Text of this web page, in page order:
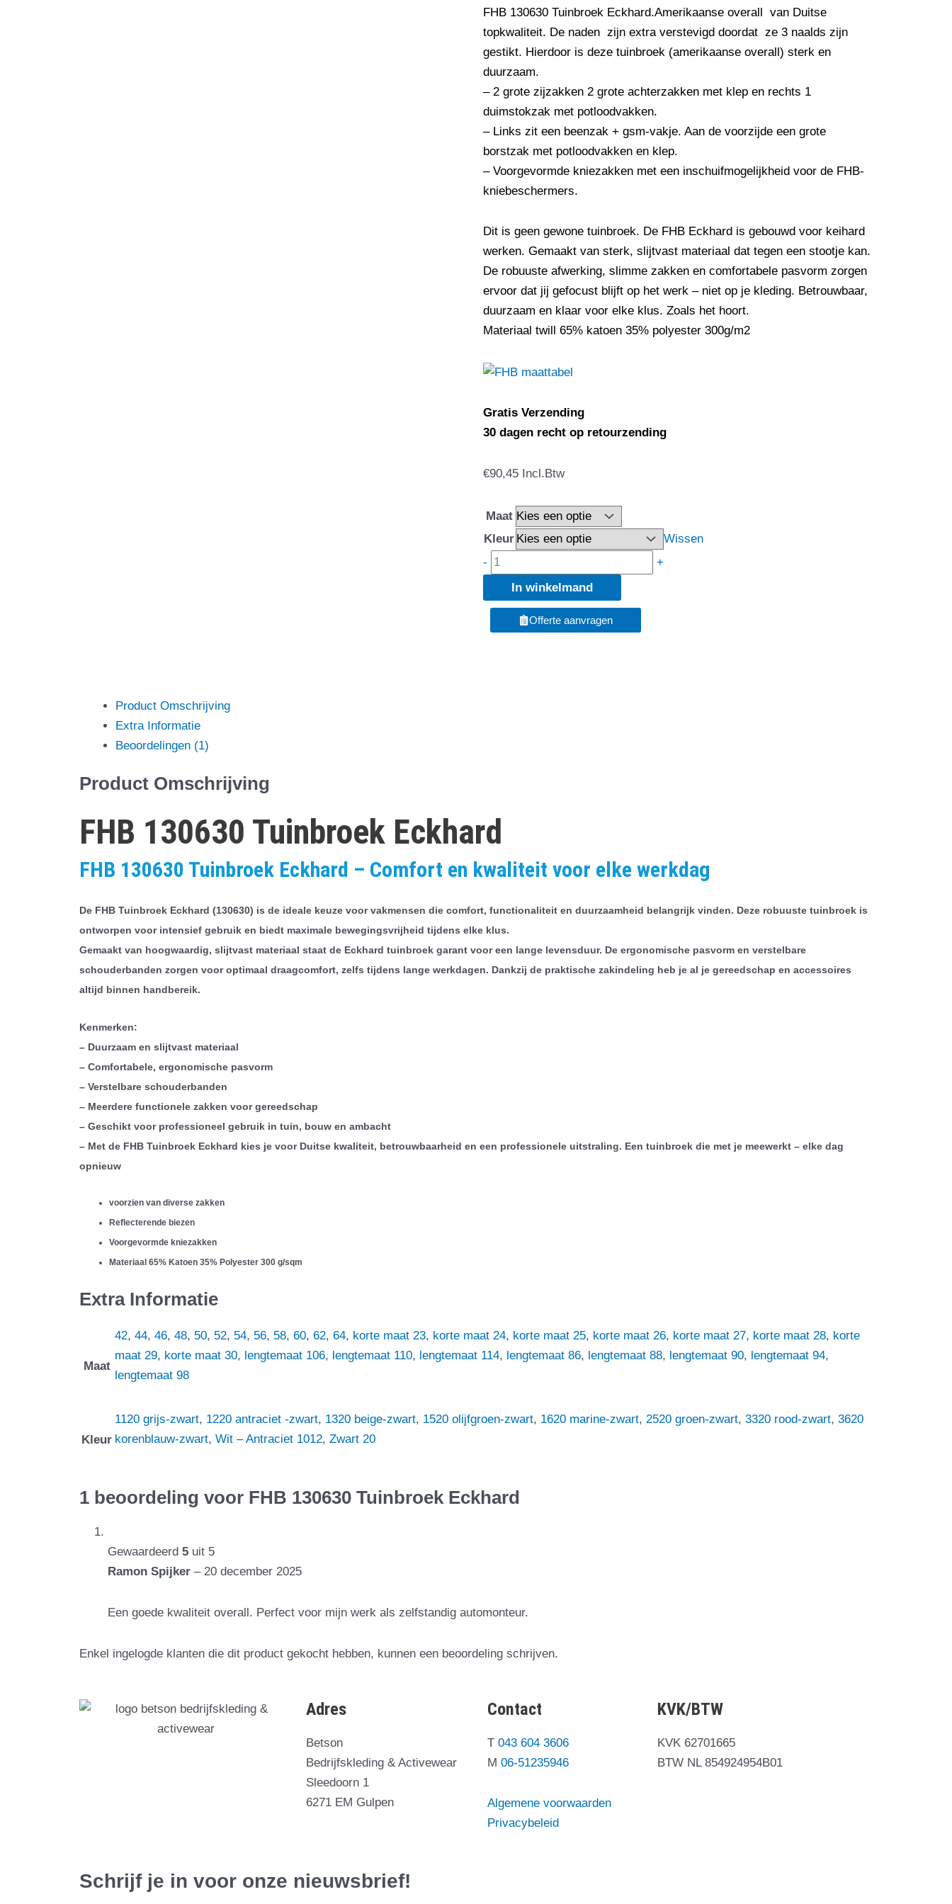
FHB 130630 Tuinbroek Eckhard.Amerikaanse overall van Duitse
topkwaliteit. De naden zijn extra verstevigd doordat ze 3 naalds zijn
gestikt. Hierdoor is deze tuinbroek (amerikaanse overall) sterk en
duurzaam.
– 2 grote zijzakken 2 grote achterzakken met klep en rechts 1
duimstokzak met potloodvakken.
– Links zit een beenzak + gsm-vakje. Aan de voorzijde een grote
borstzak met potloodvakken en klep.
– Voorgevormde kniezakken met een inschuifmogelijkheid voor de FHB-
kniebeschermers.
Dit is geen gewone tuinbroek. De FHB Eckhard is gebouwd voor keihard
werken. Gemaakt van sterk, slijtvast materiaal dat tegen een stootje kan.
De robuuste afwerking, slimme zakken en comfortabele pasvorm zorgen
ervoor dat jij gefocust blijft op het werk – niet op je kleding. Betrouwbaar,
duurzaam en klaar voor elke klus. Zoals het hoort.
Materiaal twill 65% katoen 35% polyester 300g/m2
Gratis Verzending
30 dagen recht op retourzending
€90,45 Incl.Btw
Maat
Kleur
Wissen
-
FHB
Tuinbroek
Eckhard
aantal
+
In winkelmand
Offerte aanvragen
Product Omschrijving
Extra Informatie
Beoordelingen (1)
Product Omschrijving
FHB 130630 Tuinbroek Eckhard
FHB 130630 Tuinbroek Eckhard – Comfort en kwaliteit voor elke werkdag
De FHB Tuinbroek Eckhard (130630) is de ideale keuze voor vakmensen die comfort, functionaliteit en duurzaamheid belangrijk vinden. Deze robuuste tuinbroek is
ontworpen voor intensief gebruik en biedt maximale bewegingsvrijheid tijdens elke klus.
Gemaakt van hoogwaardig, slijtvast materiaal staat de Eckhard tuinbroek garant voor een lange levensduur. De ergonomische pasvorm en verstelbare
schouderbanden zorgen voor optimaal draagcomfort, zelfs tijdens lange werkdagen. Dankzij de praktische zakindeling heb je al je gereedschap en accessoires
altijd binnen handbereik.
Kenmerken:
– Duurzaam en slijtvast materiaal
– Comfortabele, ergonomische pasvorm
– Verstelbare schouderbanden
– Meerdere functionele zakken voor gereedschap
– Geschikt voor professioneel gebruik in tuin, bouw en ambacht
– Met de FHB Tuinbroek Eckhard kies je voor Duitse kwaliteit, betrouwbaarheid en een professionele uitstraling. Een tuinbroek die met je meewerkt – elke dag
opnieuw
voorzien van diverse zakken
Reflecterende biezen
Voorgevormde kniezakken
Materiaal 65% Katoen 35% Polyester 300 g/sqm
Extra Informatie
Maat
42, 44, 46, 48, 50, 52, 54, 56, 58, 60, 62, 64, korte maat 23, korte maat 24, korte maat 25, korte maat 26, korte maat 27, korte maat 28, korte
maat 29, korte maat 30, lengtemaat 106, lengtemaat 110, lengtemaat 114, lengtemaat 86, lengtemaat 88, lengtemaat 90, lengtemaat 94,
lengtemaat 98
Kleur
1120 grijs-zwart, 1220 antraciet -zwart, 1320 beige-zwart, 1520 olijfgroen-zwart, 1620 marine-zwart, 2520 groen-zwart, 3320 rood-zwart, 3620
korenblauw-zwart, Wit – Antraciet 1012, Zwart 20
1 beoordeling voor FHB 130630 Tuinbroek Eckhard
Gewaardeerd 5 uit 5
Ramon Spijker – 20 december 2025
Een goede kwaliteit overall. Perfect voor mijn werk als zelfstandig automonteur.
Enkel ingelogde klanten die dit product gekocht hebben, kunnen een beoordeling schrijven.
Adres
Betson
Bedrijfskleding & Activewear
Sleedoorn 1
6271 EM Gulpen
Contact
T 043 604 3606
M 06-51235946
Algemene voorwaarden
Privacybeleid
KVK/BTW
KVK 62701665
BTW NL 854924954B01
Schrijf je in voor onze nieuwsbrief!